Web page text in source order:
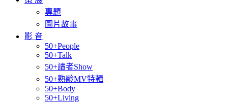
專題
圖片故事
影 音
50+People
50+Talk
50+讀者Show
50+熟齡MV特輯
50+Body
50+Living